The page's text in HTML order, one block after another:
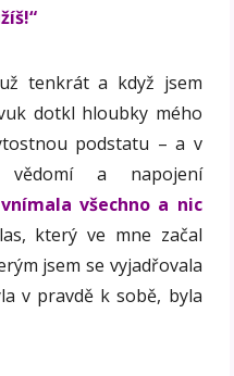
tenkrát a když jsem
dotkl hloubky mého
podstatu – a v
a napojení
vnímala všechno a nic
který ve mne začal
jsem se vyjadřovala
v pravdě k sobě, byla